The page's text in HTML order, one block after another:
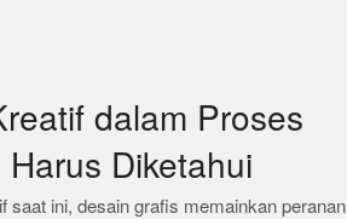
dalam Proses
Diketahui
saat ini, desain grafis memainkan peranan